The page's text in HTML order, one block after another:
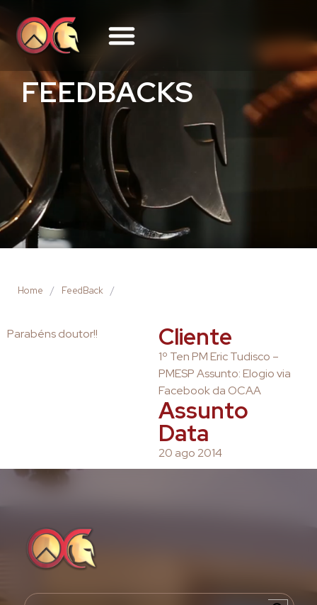
FEEDBACKS
Home / FeedBack /
Parabéns doutor!! Cliente
1º Ten PM Eric Tudisco –
PMESP Assunto: Elogio via
Facebook da OCAA
Assunto
Data
20 ago 2014